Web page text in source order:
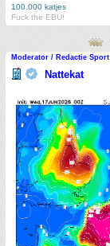
100.000 katjes
Fuck the EBU!
Moderator / Redactie Sport
Nattekat